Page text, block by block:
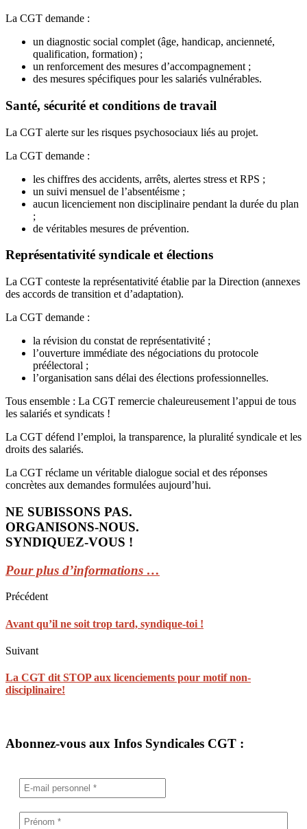
La CGT demande :
un diagnostic social complet (âge, handicap, ancienneté,
qualification, formation) ;
un renforcement des mesures d’accompagnement ;
des mesures spécifiques pour les salariés vulnérables.
Santé, sécurité et conditions de travail
La CGT alerte sur les risques psychosociaux liés au projet.
La CGT demande :
les chiffres des accidents, arrêts, alertes stress et RPS ;
un suivi mensuel de l’absentéisme ;
aucun licenciement non disciplinaire pendant la durée du plan
;
de véritables mesures de prévention.
Représentativité syndicale et élections
La CGT conteste la représentativité établie par la Direction (annexes
des accords de transition et d’adaptation).
La CGT demande :
la révision du constat de représentativité ;
l’ouverture immédiate des négociations du protocole
préélectoral ;
l’organisation sans délai des élections professionnelles.
Tous ensemble : La CGT remercie chaleureusement l’appui de tous
les salariés et syndicats !
La CGT défend l’emploi, la transparence, la pluralité syndicale et les
droits des salariés.
La CGT réclame un véritable dialogue social et des réponses
concrètes aux demandes formulées aujourd’hui.
NE SUBISSONS PAS.
ORGANISONS-NOUS.
SYNDIQUEZ-VOUS !
Pour plus d’informations …
Précédent
Avant qu’il ne soit trop tard, syndique-toi !
Suivant
La CGT dit STOP aux licenciements pour motif non-
disciplinaire!
Abonnez-vous aux Infos Syndicales CGT :